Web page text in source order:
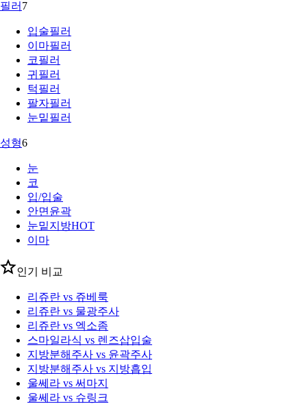
필러 7
입술필러
이마필러
코필러
귀필러
턱필러
팔자필러
눈밑필러
성형6
눈
코
입/입술
안면윤곽
눈밑지방HOT
이마
인기 비교
리쥬란 vs 쥬베룩
리쥬란 vs 물광주사
리쥬란 vs 엑소좀
스마일라식 vs 렌즈삽입술
지방분해주사 vs 윤곽주사
지방분해주사 vs 지방흡입
울쎄라 vs 써마지
울쎄라 vs 슈링크